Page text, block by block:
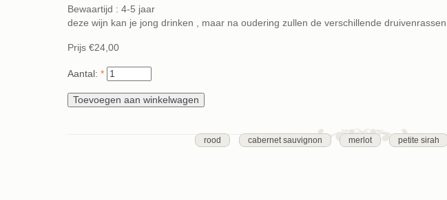
Bewaartijd : 4-5 jaar
deze wijn kan je jong drinken , maar na oudering zullen de verschillende
Prijs €24,00
Aantal: *
rood cabernet sauvignon merlot petite sirah